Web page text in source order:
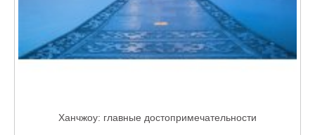
Ханчжоу: главные достопримечательности